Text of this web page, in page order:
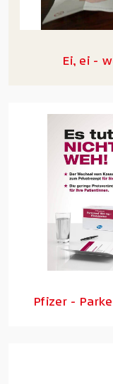
Ei, ei -
Pfizer -